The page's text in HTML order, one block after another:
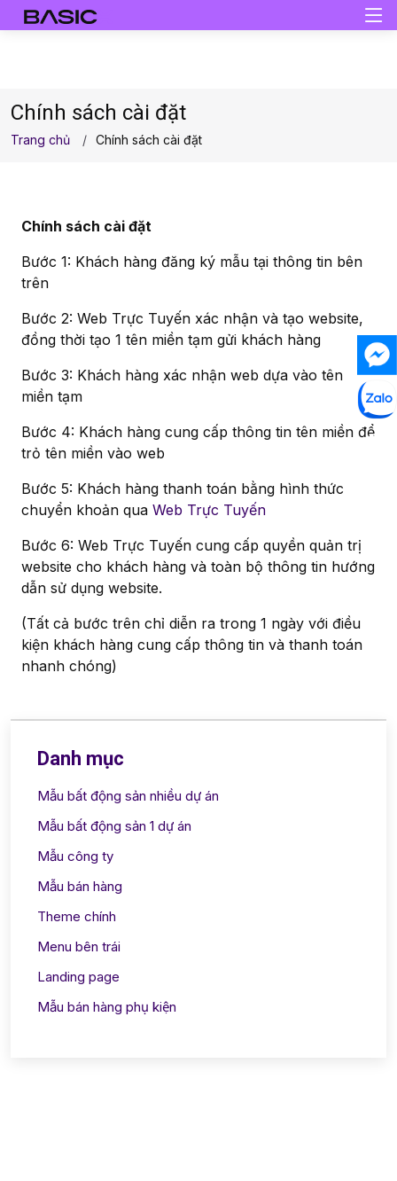
Chính sách cài đặt
Trang chủ Chính sách cài đặt
Chính sách cài đặt
Bước 1: Khách hàng đăng ký mẫu tại thông tin bên
trên
Bước 2: Web Trực Tuyến xác nhận và tạo website,
đồng thời tạo 1 tên miền tạm gửi khách hàng
Bước 3: Khách hàng xác nhận web dựa vào tên
miền tạm
Bước 4: Khách hàng cung cấp thông tin tên miền để
trỏ tên miền vào web
Bước 5: Khách hàng thanh toán bằng hình thức
chuyển khoản qua Web Trực Tuyến
Bước 6: Web Trực Tuyến cung cấp quyền quản trị
website cho khách hàng và toàn bộ thông tin hướng
dẫn sử dụng website.
(Tất cả bước trên chỉ diễn ra trong 1 ngày với điều
kiện khách hàng cung cấp thông tin và thanh toán
nhanh chóng)
Danh mục
Mẫu bất động sản nhiều dự án
Mẫu bất động sản 1 dự án
Mẫu công ty
Mẫu bán hàng
Theme chính
Menu bên trái
Landing page
Mẫu bán hàng phụ kiện